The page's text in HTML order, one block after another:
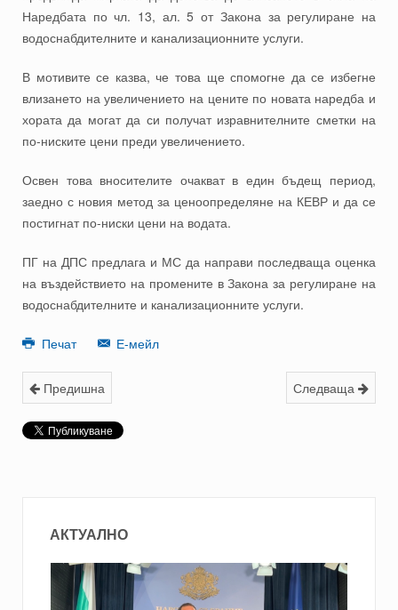
Наредбата по чл. 13, ал. 5 от Закона за регулиране на
водоснабдителните и канализационните услуги.
В мотивите се казва, че това ще спомогне да се избегне
влизането на увеличението на цените по новата наредба и
хората да могат да си получат изравнителните сметки на
по-ниските цени преди увеличението.
Освен това вносителите очакват в един бъдещ период,
заедно с новия метод за ценоопределяне на КЕВР и да се
постигнат по-ниски цени на водата.
ПГ на ДПС предлага и МС да направи последваща оценка
на въздействието на промените в Закона за регулиране на
водоснабдителните и канализационните услуги.
Печат Е-мейл
Предишна Следваща
АКТУАЛНО